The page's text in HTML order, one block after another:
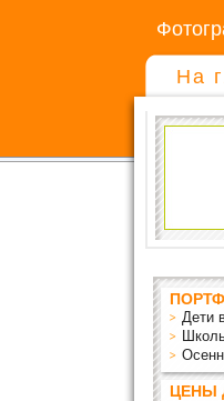
На
Дети
ЦЕНЫ